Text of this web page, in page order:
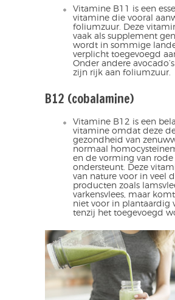
Vitamine B11 is een
vitamine die vooral
foliumzuur. Deze
vaak als supplement
wordt in sommige
verplicht toegevoegd
Onder andere
zijn rijk aan foliumzuur.
B12 (cobalamine)
Vitamine B12 is een
vitamine omdat deze
gezondheid van
normaal
en de vorming van
ondersteunt. Deze
van nature voor in veel
producten zoals
varkensvlees, maar
niet voor in plantaardig
tenzij het toegevoegd